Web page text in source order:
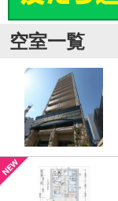
空室一覧